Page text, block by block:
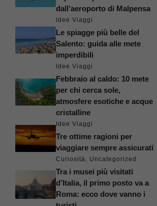
dall’aeroporto di Malpensa
Idee Viaggi
Le spiagge più belle del
Salento: guida alle mete
imperdibili
Idee Viaggi
Febbraio al caldo: 10 mete
per chi cerca sole,
atmosfere esotiche e acque
cristalline
Idee Viaggi
Tre ottime ragioni per
viaggiare sempre assicurati
Curiosità, Uncategorized
Tra i musei più visitati
d’Italia, il primo posto va a
Roma: ecco dove vanno i